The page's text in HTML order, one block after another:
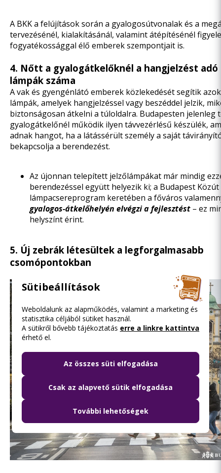
A BKK a felújítások során a gyalogosútvonalak és a
tervezésénél, kialakításánál, valamint átépítésénél
fogyatékossággal élő emberek szempontjait is.
4. Nőtt a gyalogátkelőknél a hangjelzést
lámpák száma
A vak és gyengénlátó emberek közlekedését segítik
lámpák, amelyek hangjelzéssel vagy beszéddel jelzik,
biztonságosan átkelni a túloldalra. Budapesten jelenleg
gyalogátkelőnél működik ilyen távvezérlésű készülék,
adnak hangot, ha a látássérült személy a saját
bekapcsolja a berendezést.
Az újonnan telepített jelzőlámpákat már mindig
berendezéssel együtt helyezik ki; a Budapest
lámpacsereprogram keretében a főváros
gyalogos-átkelőhelyén elvégzi a fejlesztést – ez
helyszínt érint.
5. Új zebrák létesültek a legforgalmasabb
csomópontokban
Sütibeállítások
Weboldalunk az alapműködés, valamint a marketing és
statisztika céljából sütiket használ.
A sütikről bővebb tájékoztatás erre a linkre kattintva
érhető el.
Az összes süti elfogadása
Csak az alapvető sütik elfogadása
További lehetőségek